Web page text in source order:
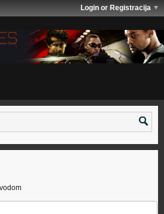
Login or Registracija